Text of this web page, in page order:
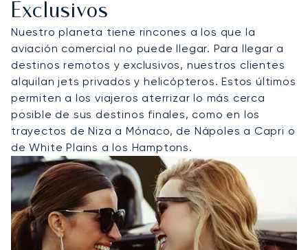
Exclusivos
Nuestro planeta tiene rincones a los que la
aviación comercial no puede llegar. Para llegar a
destinos remotos y exclusivos, nuestros clientes
alquilan jets privados y helicópteros. Estos últimos
permiten a los viajeros aterrizar lo más cerca
posible de sus destinos finales, como en los
trayectos de Niza a Mónaco, de Nápoles a Capri o
de White Plains a los Hamptons.